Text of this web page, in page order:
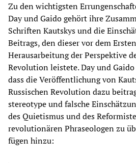
Zu den wichtigsten
Day und Gaido gehört ihre
Schriften Kautskys und die
Beitrags, den dieser vor dem
Herausarbeitung der Perspektive
Revolution leistete. Day und
dass die Veröffentlichung von
Russischen Revolution dazu
stereotype und falsche
des Quietismus und des
revolutionären Phraseologen zu
fügen hinzu: